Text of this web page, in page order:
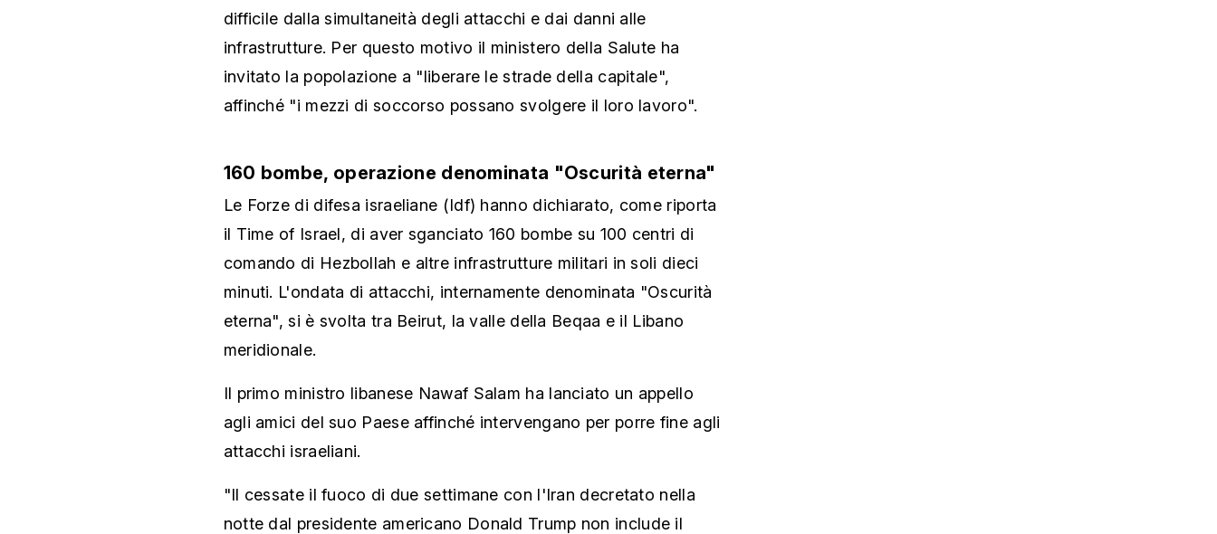
difficile dalla simultaneità degli attacchi e dai danni alle
infrastrutture. Per questo motivo il ministero della Salute ha
invitato la popolazione a "liberare le strade della capitale",
affinché "i mezzi di soccorso possano svolgere il loro lavoro".
160 bombe, operazione denominata "Oscurità eterna"
Le Forze di difesa israeliane (Idf) hanno dichiarato, come riporta
il Time of Israel, di aver sganciato 160 bombe su 100 centri di
comando di Hezbollah e altre infrastrutture militari in soli dieci
minuti. L'ondata di attacchi, internamente denominata "Oscurità
eterna", si è svolta tra Beirut, la valle della Beqaa e il Libano
meridionale.
Il primo ministro libanese Nawaf Salam ha lanciato un appello
agli amici del suo Paese affinché intervengano per porre fine agli
attacchi israeliani.
"Il cessate il fuoco di due settimane con l'Iran decretato nella
notte dal presidente americano Donald Trump non include il